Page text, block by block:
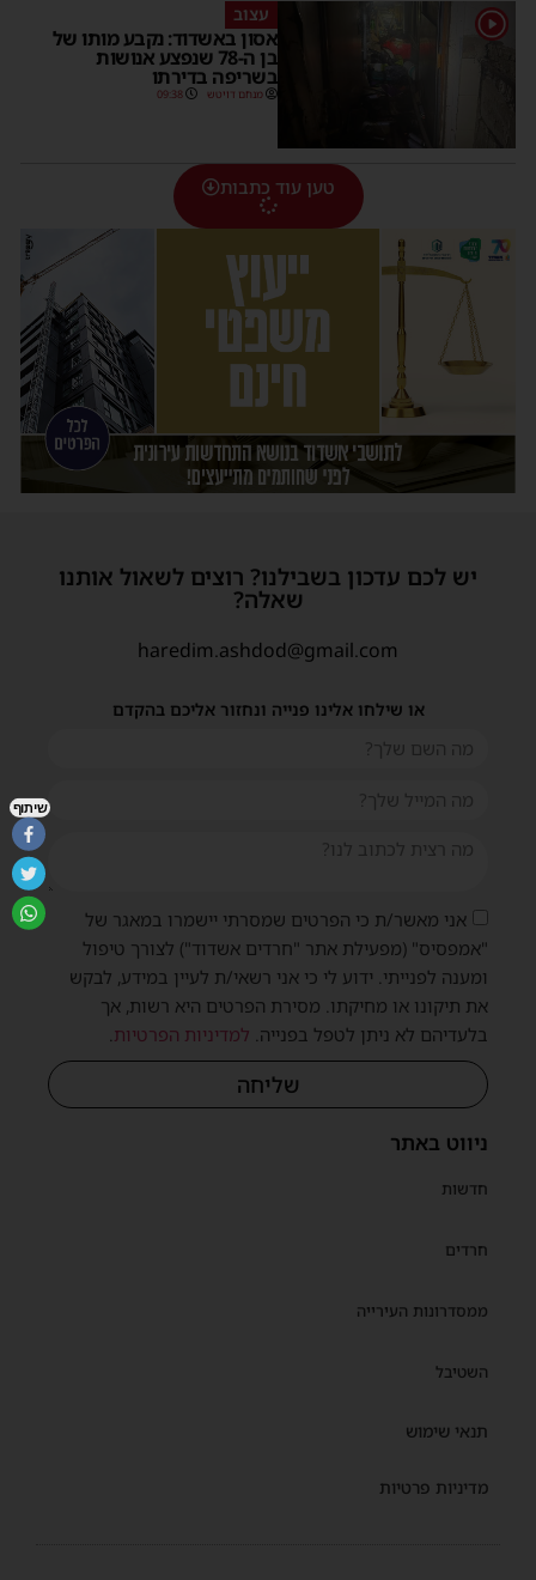
1 עצוב
אסון באשדוד: נקבע מותו של
בן ה-78 שנפצע אנושות
בשריפה בדירתו
מנחם דויטש 09:38
טען עוד כתבות
ניווט באתר
חדשות
חרדים
ממסדרונות העירייה
השטיבל
תנאי שימוש
מדיניות פרטיות
יש לכם עדכון בשבילנו? רוצים לשאול אותנו
שאלה?
haredim.ashdod@gmail.com
או שילחו אלינו פנייה ונחזור אליכם בהקדם
אני מאשר/ת כי הפרטים שמסרתי יישמרו במאגר של
"אמפסיס" (מפעילת אתר "חרדים אשדוד") לצורך טיפול
ומענה לפנייתי. ידוע לי כי אני רשאי/ת לעיין במידע, לבקש
את תיקונו או מחיקתו. מסירת הפרטים היא רשות, אך
בלעדיהם לא ניתן לטפל בפנייה. למדיניות הפרטיות.
שליחה
שיתוף